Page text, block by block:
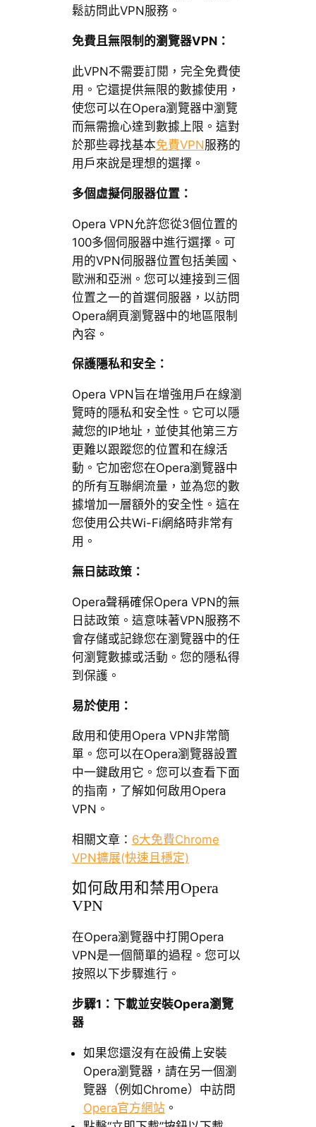
鬆訪問此VPN服務。
免費且無限制的瀏覽器VPN：
此VPN不需要訂閱，完全免費使
用。它還提供無限的數據使用，
使您可以在Opera瀏覽器中瀏覽
而無需擔心達到數據上限。這對
於那些尋找基本免費VPN服務的
用戶來說是理想的選擇。
多個虛擬伺服器位置：
Opera VPN允許您從3個位置的
100多個伺服器中進行選擇。可
用的VPN伺服器位置包括美國、
歐洲和亞洲。您可以連接到三個
位置之一的首選伺服器，以訪問
Opera網頁瀏覽器中的地區限制
內容。
保護隱私和安全：
Opera VPN旨在增強用戶在線瀏
覽時的隱私和安全性。它可以隱
藏您的IP地址，並使其他第三方
更難以跟蹤您的位置和在線活
動。它加密您在Opera瀏覽器中
的所有互聯網流量，並為您的數
據增加一層額外的安全性。這在
您使用公共Wi-Fi網絡時非常有
用。
無日誌政策：
Opera聲稱確保Opera VPN的無
日誌政策。這意味著VPN服務不
會存儲或記錄您在瀏覽器中的任
何瀏覽數據或活動。您的隱私得
到保護。
易於使用：
啟用和使用Opera VPN非常簡
單。您可以在Opera瀏覽器設置
中一鍵啟用它。您可以查看下面
的指南，了解如何啟用Opera
VPN。
相關文章： 6大免費Chrome
VPN擴展(快速且穩定)
如何啟用和禁用Opera
VPN
在Opera瀏覽器中打開Opera
VPN是一個簡單的過程。您可以
按照以下步驟進行。
步驟1：下載並安裝Opera瀏覽
器
如果您還沒有在設備上安裝
Opera瀏覽器，請在另一個瀏
覽器（例如Chrome）中訪問
Opera官方網站 。